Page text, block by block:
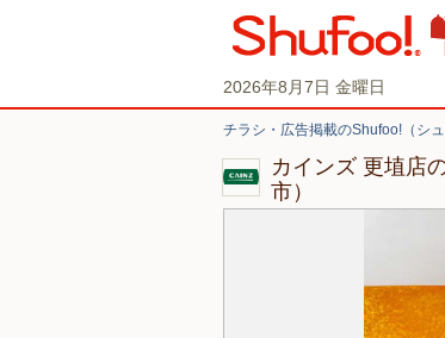
2026年8月7日 金曜日
チラシ・広告掲載のShufoo!（シュ
カインズ 更埴店
市）